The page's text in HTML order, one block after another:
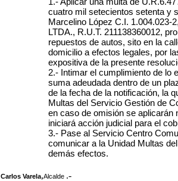
cuatro mil setecientos setenta y
Marcelino López C.I. 1.004.023-
LTDA., R.U.T. 211138360012,
repuestos de autos, sito en la
domicilio a efectos legales, por
expositiva de la presente
2.- Intimar el cumplimiento de lo
suma adeudada dentro de un
de la fecha de la notificación, la
Multas del Servicio Gestión de
en caso de omisión se
iniciará acción judicial para el
3.- Pase al Servicio Centro
comunicar a la Unidad Multas
demás efectos.
Carlos Varela,Alcalde .-